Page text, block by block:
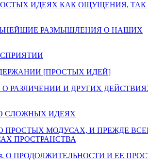
ПРОСТЫХ ИДЕЯХ КАК ОЩУЩЕНИЯ, ТАК
РАЗМЫШЛЕНИЯ О НАШИХ
УДЕРЖАНИИ [ПРОСТЫХ ИДЕЙ]
О РАЗЛИЧЕНИИ И ДРУГИХ
О СЛОЖНЫХ ИДЕЯХ
О ПРОСТЫХ МОДУСАХ, И ПРЕЖДЕ
ПРОСТРАНСТВА
О ПРОДОЛЖИТЕЛЬНОСТИ И ЕЕ